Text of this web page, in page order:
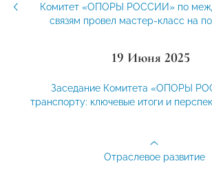
Комитет «ОПОРЫ РОССИИ» по
связям провел мастер-класс на
19 Июня 2025
Заседание Комитета «ОПОРЫ
транспорту: ключевые итоги и
Отраслевое развитие